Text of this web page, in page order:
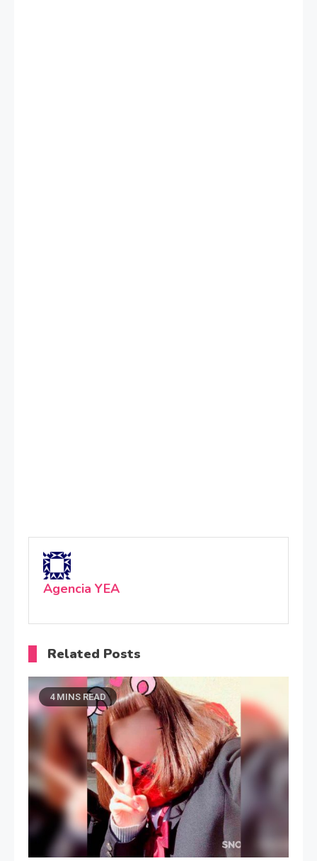
Agencia YEA
Related Posts
4 MINS READ